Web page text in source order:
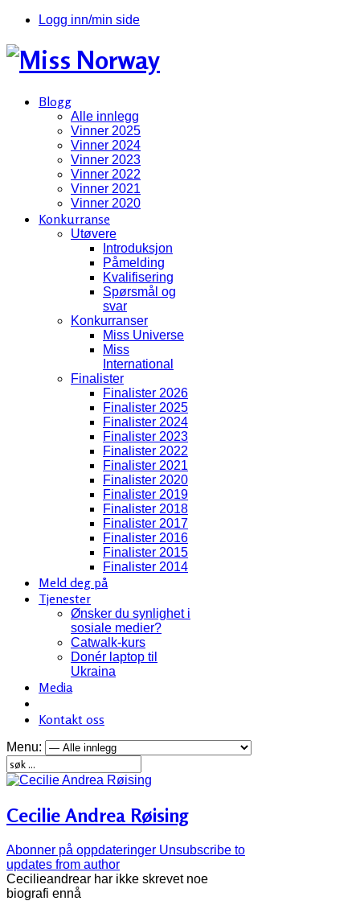
Logg inn/min side
Blogg
Alle innlegg
Vinner 2025
Vinner 2024
Vinner 2023
Vinner 2022
Vinner 2021
Vinner 2020
Konkurranse
Utøvere
Introduksjon
Påmelding
Kvalifisering
Spørsmål og
svar
Konkurranser
Miss Universe
Miss
International
Finalister
Finalister 2026
Finalister 2025
Finalister 2024
Finalister 2023
Finalister 2022
Finalister 2021
Finalister 2020
Finalister 2019
Finalister 2018
Finalister 2017
Finalister 2016
Finalister 2015
Finalister 2014
Meld deg på
Tjenester
Ønsker du synlighet i
sosiale medier?
Catwalk-kurs
Donér laptop til
Ukraina
Media
Kontakt oss
Menu:
Cecilie Andrea Røising
Abonner på oppdateringer Unsubscribe to
updates from author
Cecilieandrear har ikke skrevet noe
biografi ennå